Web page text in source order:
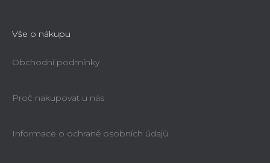
Vše o nákupu
Obchodní podmínky
Proč nakupovat u nás
Informace o ochraně osobních údajů